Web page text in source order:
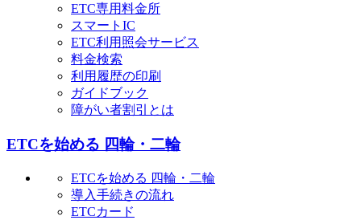
ETC専用料金所
スマートIC
ETC利用照会サービス
料金検索
利用履歴の印刷
ガイドブック
障がい者割引とは
ETCを始める 四輪・二輪
ETCを始める 四輪・二輪
導入手続きの流れ
ETCカード